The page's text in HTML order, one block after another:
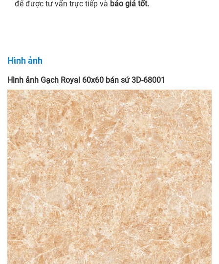
để được tư vấn trực tiếp và báo giá tốt.
Hình ảnh
Hình ảnh Gạch Royal 60x60 bán sứ 3D-68001